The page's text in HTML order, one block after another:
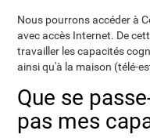
Nous pourrons accéder à
avec accès Internet. De
travailler les capacités
ainsi qu'à la maison (télé-
Que se
pas mes